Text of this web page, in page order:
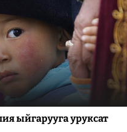
ыйгарууга уруксат